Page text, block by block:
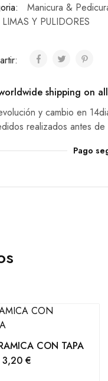
Manicura &
LIMAS Y PULIDORES
shipping on
y cambio en
realizados antes
Pago
CON TAPA
3,20€